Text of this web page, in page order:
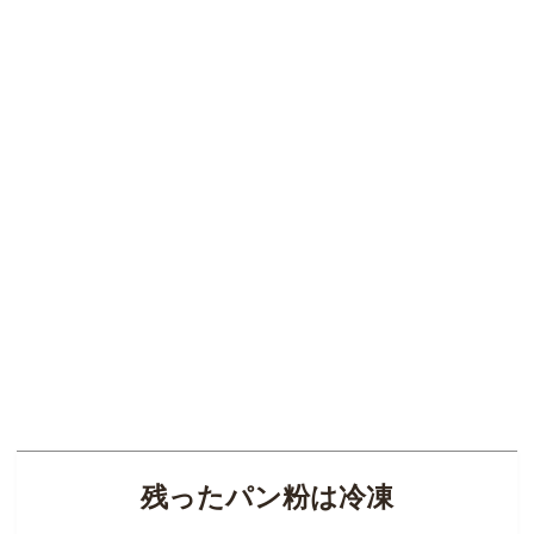
残ったパン粉は冷凍